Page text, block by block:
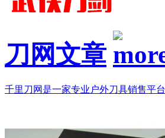
刀网文章
千里刀网是一家专业户外刀具销售平台